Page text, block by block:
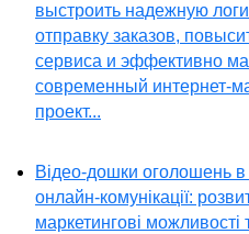
выстроить надежную
отправку заказов,
сервиса и эффективно
современный интернет-
проект...
Відео-дошки оголошень
онлайн-комунікації:
маркетингові можливості